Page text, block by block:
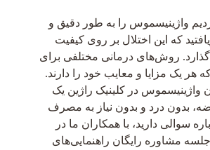
واژینیسموس را به طور دقیق و
که این اختلال بر روی کیفیت
روش‌های درمانی مختلفی برای
هر یک مزایا و معایب خود را دارند.
در کلینیک راژین یک
بدون درد و بدون نیاز به مصرف
سوالی دارید، با همکاران ما در
مشاوره رایگان راهنمایی‌های